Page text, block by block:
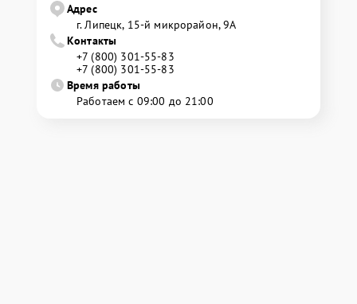
Адрес
г. Липецк, 15-й микрорайон, 9А
Контакты
+7 (800) 301-55-83
+7 (800) 301-55-83
Время работы
Работаем с 09:00 до 21:00